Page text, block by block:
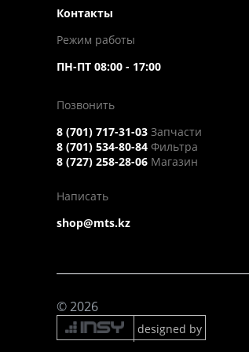
Контакты
Режим работы
ПН-ПТ 08:00 - 17:00
Позвонить
8 (701) 717-31-03 Запчасти
8 (701) 534-80-84 Фильтра
8 (727) 258-28-06 Магазин
Написать
shop@mts.kz
© 2026
designed by